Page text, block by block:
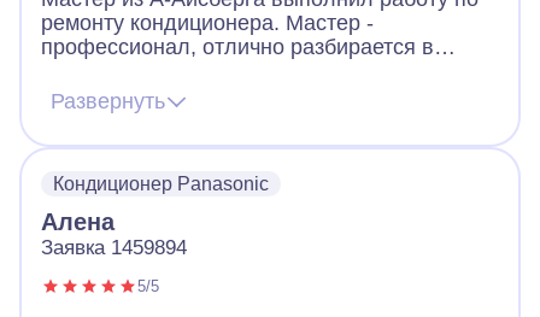
ремонту кондиционера. Мастер -
профессионал, отлично разбирается в
ремонта у мастера было. Кондиционер
прекрасно работает, я доволен его работой.
В общении приятный, сервис с вежливыми
понравился.
Развернуть
Кондиционер Panasonic
Алена
Заявка 1459894
5/5